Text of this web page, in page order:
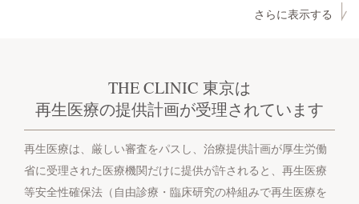
さらに表示する
THE CLINIC 東京は
再生医療の提供計画が受理されています
再生医療は、厳しい審査をパスし、治療提供計画が厚生労働
省に受理された医療機関だけに提供が許されると、再生医療
等安全性確保法（自由診療・臨床研究の枠組みで再生医療を